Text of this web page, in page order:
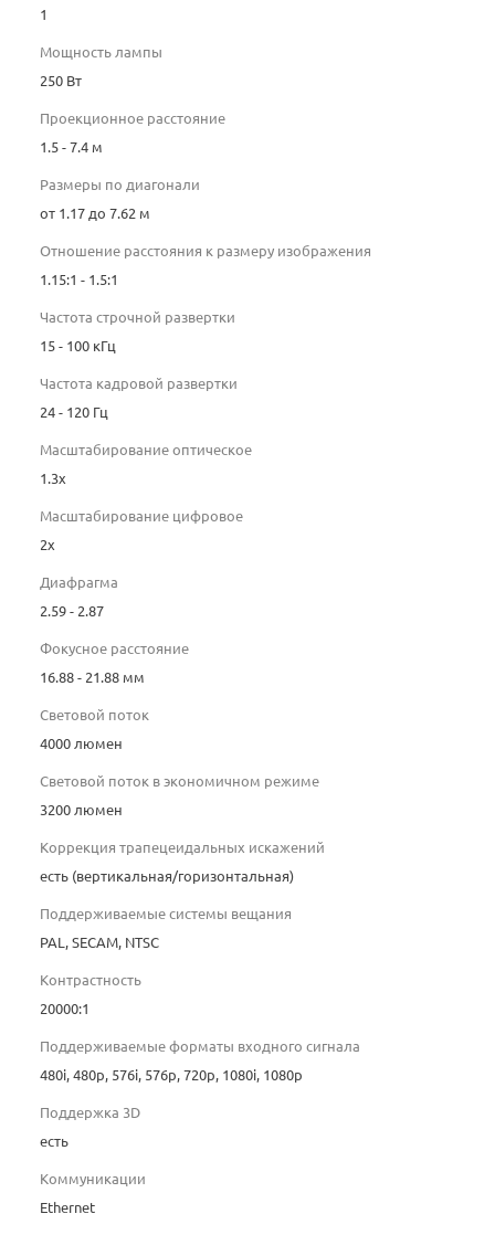
1
Мощность лампы
250 Вт
Проекционное расстояние
1.5 - 7.4 м
Размеры по диагонали
от 1.17 до 7.62 м
Отношение расстояния к размеру изображения
1.15:1 - 1.5:1
Частота строчной развертки
15 - 100 кГц
Частота кадровой развертки
24 - 120 Гц
Масштабирование оптическое
1.3x
Масштабирование цифровое
2x
Диафрагма
2.59 - 2.87
Фокусное расстояние
16.88 - 21.88 мм
Световой поток
4000 люмен
Световой поток в экономичном режиме
3200 люмен
Коррекция трапецеидальных искажений
есть (вертикальная/горизонтальная)
Поддерживаемые системы вещания
PAL, SECAM, NTSC
Контрастность
20000:1
Поддерживаемые форматы входного сигнала
480i, 480p, 576i, 576p, 720p, 1080i, 1080p
Поддержка 3D
есть
Коммуникации
Ethernet